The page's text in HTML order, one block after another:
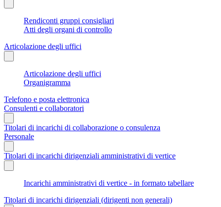
Rendiconti gruppi consigliari
Atti degli organi di controllo
Articolazione degli uffici
Articolazione degli uffici
Organigramma
Telefono e posta elettronica
Consulenti e collaboratori
Titolari di incarichi di collaborazione o consulenza
Personale
Titolari di incarichi dirigenziali amministrativi di vertice
Incarichi amministrativi di vertice - in formato tabellare
Titolari di incarichi dirigenziali (dirigenti non generali)